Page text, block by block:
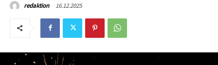
redaktion 16.12.2025